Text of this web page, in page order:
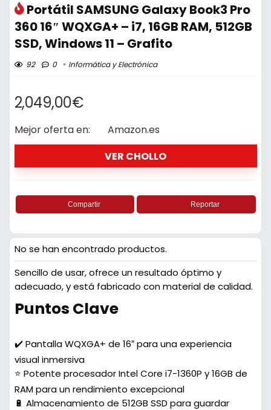
Portátil SAMSUNG Galaxy Book3 Pro
360 16″ WQXGA+ – i7, 16GB RAM, 512GB
SSD, Windows 11 – Grafito
92 0 Informática y Electrónica
2,049,00€
Mejor oferta en:
Amazon.es
VER CHOLLO
Compartir Reportar
No se han encontrado productos.
Sencillo de usar, ofrece un resultado óptimo y
adecuado, y está fabricado con material de calidad.
Puntos Clave
✔️ Pantalla WQXGA+ de 16″ para una experiencia
visual inmersiva
⭐ Potente procesador Intel Core i7-1360P y 16GB de
RAM para un rendimiento excepcional
🔋 Almacenamiento de 512GB SSD para guardar